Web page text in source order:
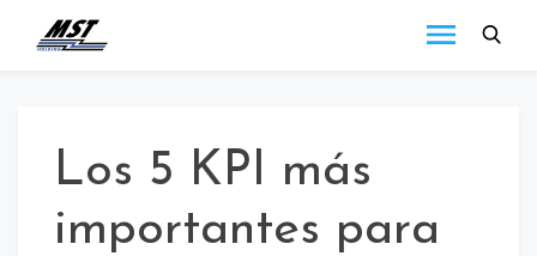
Los 5 KPI más
importantes para